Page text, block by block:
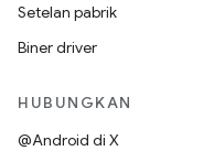
Setelan pabrik
Biner driver
HUBUNGKAN
@Android di X